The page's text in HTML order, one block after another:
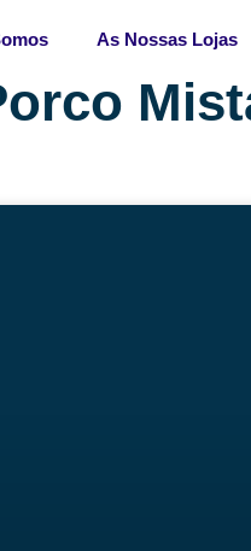
As Nossas Lojas